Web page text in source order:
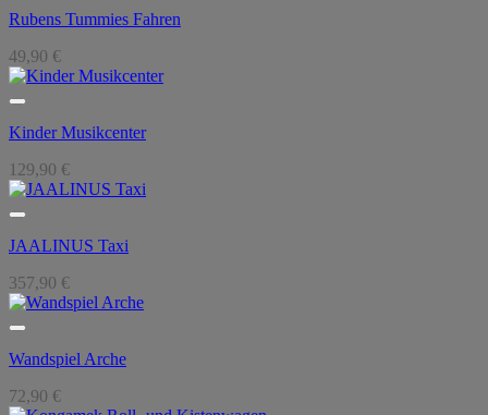
Rubens Tummies Fahren
49,90 €
Kinder Musikcenter
129,90 €
JAALINUS Taxi
357,90 €
Wandspiel Arche
72,90 €